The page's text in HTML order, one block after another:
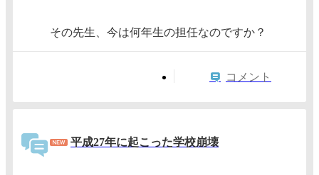
その先生、今は何年生の担任なのですか？
コメント
平成27年に起こった学校崩壊